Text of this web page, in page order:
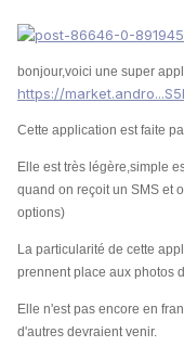
bonjour,voici une super
https://
Cette application est faite
Elle est très légère,simple
quand on reçoit un SMS et
options)
La particularité de cette
prennent place aux photos
Elle n'est pas encore en
d'autres devraient venir.